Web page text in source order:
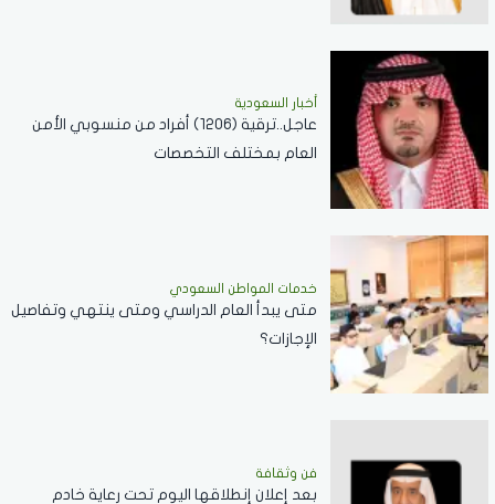
أخبار السعودية
عاجل..ترقية (1206) أفراد من منسوبي الأمن
العام بمختلف التخصصات
خدمات المواطن السعودي
‏متى يبدأ العام الدراسي ومتى ينتهي وتفاصيل
الإجازات؟
فن وثقافة
بعد إعلان إنطلاقها اليوم تحت رعاية خادم